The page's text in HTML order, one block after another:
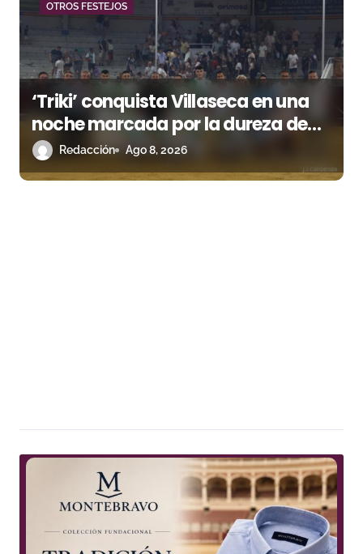
OTROS FESTEJOS
‘Triki’ conquista Villaseca en una
noche marcada por la dureza de
Monteviejo
Redacción Ago 8, 2026